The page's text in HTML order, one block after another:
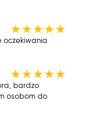
★★★★★
oczekiwania
★★★★★
bardzo
osobom do